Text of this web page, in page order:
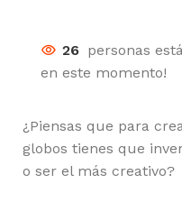
26 personas
en este momento!
¿Piensas que para
globos tienes que
o ser el más creativo?